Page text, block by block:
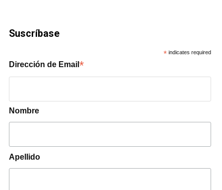
Suscríbase
* indicates required
Dirección de Email*
Nombre
Apellido